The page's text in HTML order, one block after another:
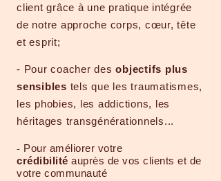
client grâce à une pratique intégrée
de notre approche corps, cœur, tête
et esprit;
- Pour coacher desobjectifs plus
sensibles tels que les traumatismes,
les phobies, les addictions, les
héritages transgénérationnels...
- Pour améliorer votre
crédibilité auprès de vos clients et de
votre communauté